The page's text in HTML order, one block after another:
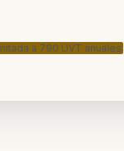
a 790 UVT anuales